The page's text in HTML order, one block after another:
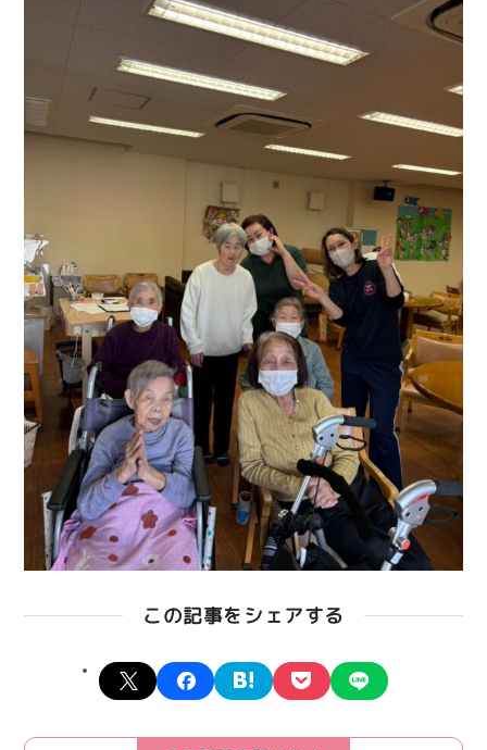
この記事をシェアする
X facebookhatena pocket